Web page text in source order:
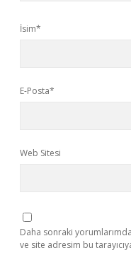
İsim*
E-Posta*
Web Sitesi
Daha sonraki
ve site adresim bu